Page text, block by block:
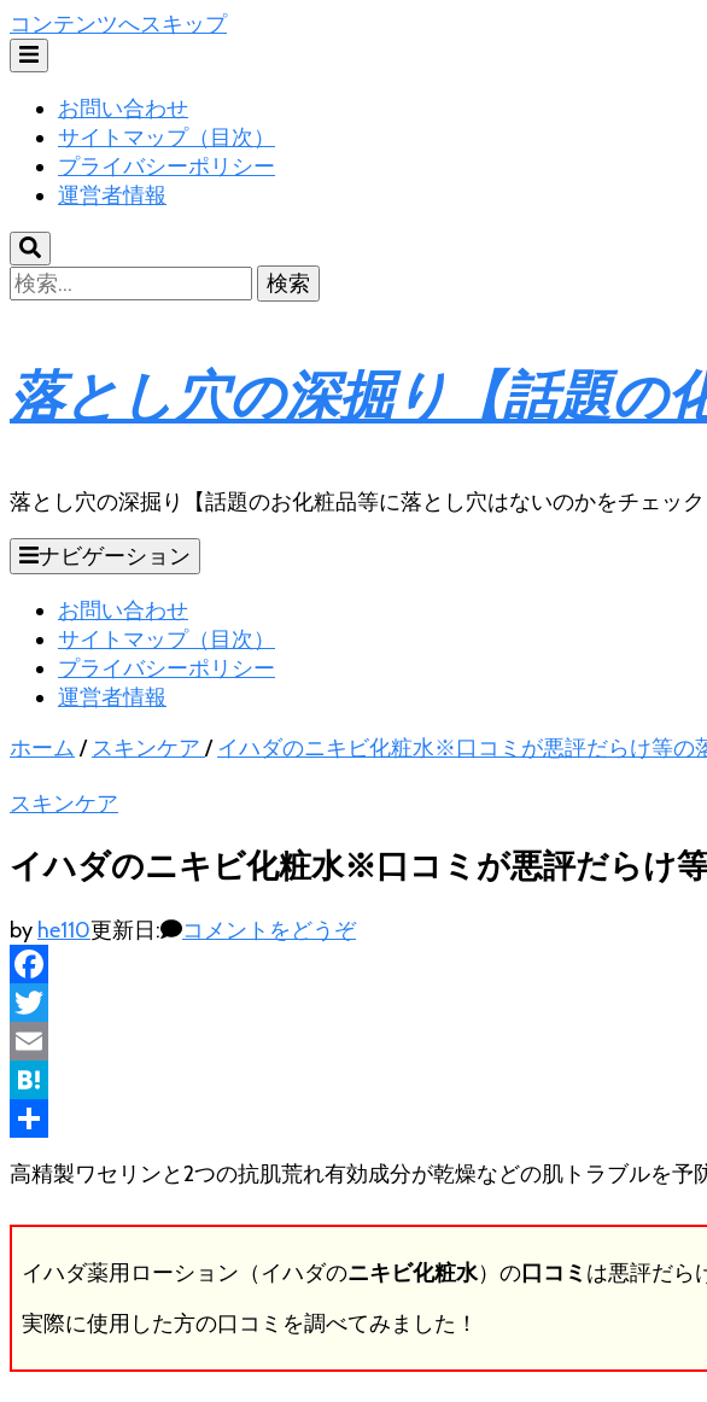
コンテンツへスキップ
お問い合わせ
サイトマップ（目次）
プライバシーポリシー
運営者情報
検
索:
落とし穴の深掘り【話題の
落とし穴の深掘り【話題のお化粧品等に落とし穴はないのかをチェック
ナビゲーション
お問い合わせ
サイトマップ（目次）
プライバシーポリシー
運営者情報
ホーム / スキンケア / イハダのニキビ化粧水※口コミが悪評だらけ等の
スキンケア
イハダのニキビ化粧水※口コミが悪評だらけ
by he110更新日: コメントをどうぞ(イ
粧
水
※
コ
が
悪
Facebook
Twitter
Email
Hatena
共
高精製ワセリンと2つの抗肌荒れ有効成分が乾燥などの肌トラブルを予
イハダ薬用ローション（イハダのニキビ化粧水）の口コミ は悪評だら
実際に使用した方の口コミを調べてみました！